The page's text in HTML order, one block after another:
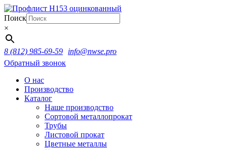
Поиск
×
8 (812) 985-69-59
info@nwse.pro
Обратный звонок
О нас
Производство
Каталог
Наше производство
Сортовой металлопрокат
Трубы
Листовой прокат
Цветные металлы